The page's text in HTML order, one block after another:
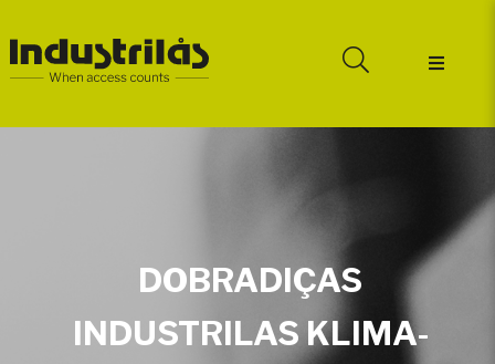
DOBRADIÇAS
INDUSTRILAS KLIMA-